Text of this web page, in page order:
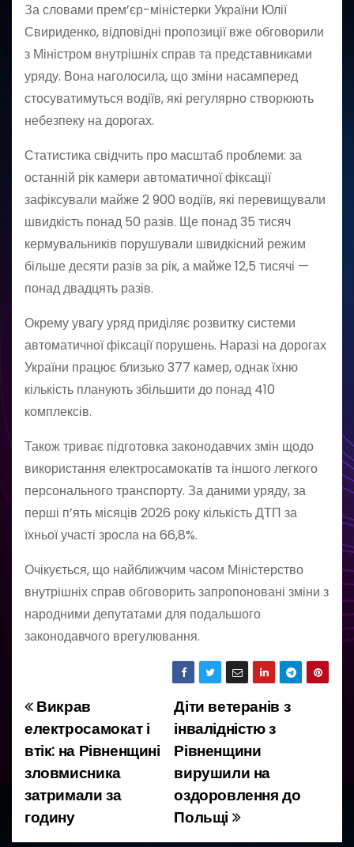
За словами прем’єр-міністерки України Юлії
Свириденко, відповідні пропозиції вже обговорили
з Міністром внутрішніх справ та представниками
уряду. Вона наголосила, що зміни насамперед
стосуватимуться водіїв, які регулярно створюють
небезпеку на дорогах.
Статистика свідчить про масштаб проблеми: за
останній рік камери автоматичної фіксації
зафіксували майже 2 900 водіїв, які перевищували
швидкість понад 50 разів. Ще понад 35 тисяч
кермувальників порушували швидкісний режим
більше десяти разів за рік, а майже 12,5 тисячі —
понад двадцять разів.
Окрему увагу уряд приділяє розвитку системи
автоматичної фіксації порушень. Наразі на дорогах
України працює близько 377 камер, однак їхню
кількість планують збільшити до понад 410
комплексів.
Також триває підготовка законодавчих змін щодо
використання електросамокатів та іншого легкого
персонального транспорту. За даними уряду, за
перші п’ять місяців 2026 року кількість ДТП за
їхньої участі зросла на 66,8%.
Очікується, що найближчим часом Міністерство
внутрішніх справ обговорить запропоновані зміни з
народними депутатами для подальшого
законодавчого врегулювання.
Н
а
в
і
Діти ветеранів з
інвалідністю з
Рівненщини
вирушили на
оздоровлення до
Польщі
Викрав
електросамокат і
втік: на Рівненщині
зловмисника
затримали за
годину